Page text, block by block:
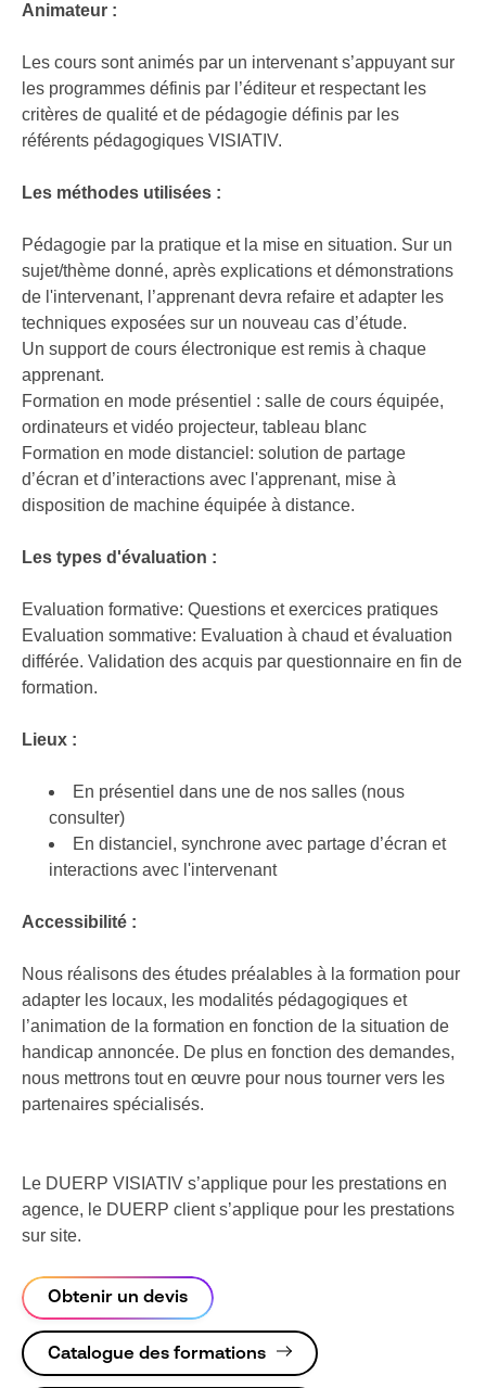
Animateur :
Les cours sont animés par un intervenant s’appuyant sur
les programmes définis par l’éditeur et respectant les
critères de qualité et de pédagogie définis par les
référents pédagogiques VISIATIV.
Les méthodes utilisées :
Pédagogie par la pratique et la mise en situation. Sur un
sujet/thème donné, après explications et démonstrations
de l'intervenant, l’apprenant devra refaire et adapter les
techniques exposées sur un nouveau cas d’étude.
Un support de cours électronique est remis à chaque
apprenant.
Formation en mode présentiel : salle de cours équipée,
ordinateurs et vidéo projecteur, tableau blanc
Formation en mode distanciel: solution de partage
d’écran et d’interactions avec l'apprenant, mise à
disposition de machine équipée à distance.
Les types d'évaluation :
Evaluation formative: Questions et exercices pratiques
Evaluation sommative: Evaluation à chaud et évaluation
différée. Validation des acquis par questionnaire en fin de
formation.
Lieux :
En présentiel dans une de nos salles (nous
consulter)
En distanciel, synchrone avec partage d’écran et
interactions avec l'intervenant
Accessibilité :
Nous réalisons des études préalables à la formation pour
adapter les locaux, les modalités pédagogiques et
l’animation de la formation en fonction de la situation de
handicap annoncée. De plus en fonction des demandes,
nous mettrons tout en œuvre pour nous tourner vers les
partenaires spécialisés.
Le DUERP VISIATIV s’applique pour les prestations en
agence, le DUERP client s’applique pour les prestations
sur site.
Obtenir un devis
Catalogue des formations